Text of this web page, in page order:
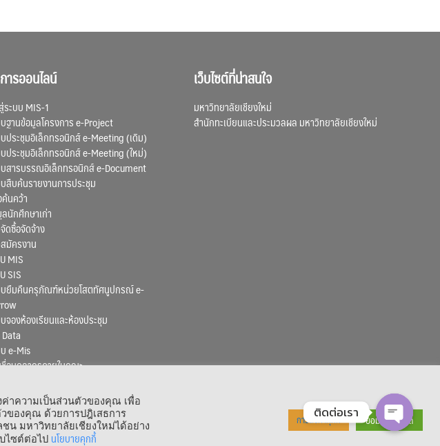
ารออนไลน์
ระบบ MIS-1
ฐานข้อมูลโครงการ e-Project
ประชุมอิเล็กทรอนิกส์ e-Meeting (เดิม)
ประชุมอิเล็กทรอนิกส์ e-Meeting (ใหม่)
สารบรรณอิเล็กทรอนิกส์ e-Document
สืบค้นรายงานการประชุม
นคว้า
นักศึกษาเก่า
ดซื้อจัดจ้าง
มัครงาน
MIS
SIS
ยืมคืนครุภัณฑ์หน่วยโสตทัศนูปกรณ์ e-
จองห้องเรียนและห้องประชุม
e-Mis
อบุคลากรภายในคณะ
เว็บไซต์ที่น่าสนใจ
มหาวิทยาลัยเชียงใหม่
สำนักทะเบียนและประมวลผล มหาวิทยาลัยเชียงใหม่
Mai University. All Rights Reserved.
าความเป็นส่วนตัวของคุณ เพื่อ
ของคุณ ด้วยการปฎิเสธการ
น มหาวิทยาลัยเชียงใหม่ได้อย่าง
ไซต์ต่อไป นโยบายคุกกี้
การตั้งค่าคุกกี้ ยอมรับทั้งหมด
ติดต่อเรา
OPEN